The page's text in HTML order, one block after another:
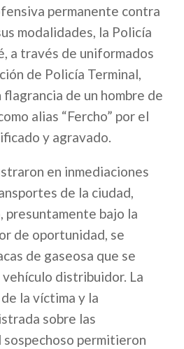
permanente contra
modalidades, la Policía
a través de uniformados
de Policía Terminal,
de un hombre de
alias “Fercho” por el
y agravado.
en inmediaciones
de la ciudad,
presuntamente bajo la
de oportunidad, se
de gaseosa que se
distribuidor. La
la víctima y la
sobre las
permitieron